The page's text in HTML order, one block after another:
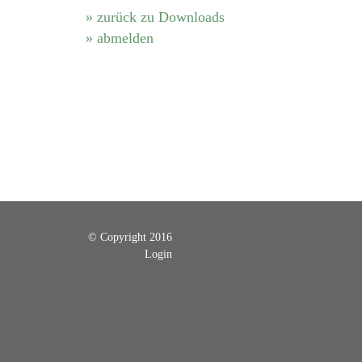
» zurück zu Downloads
» abmelden
© Copyright 2016
Login